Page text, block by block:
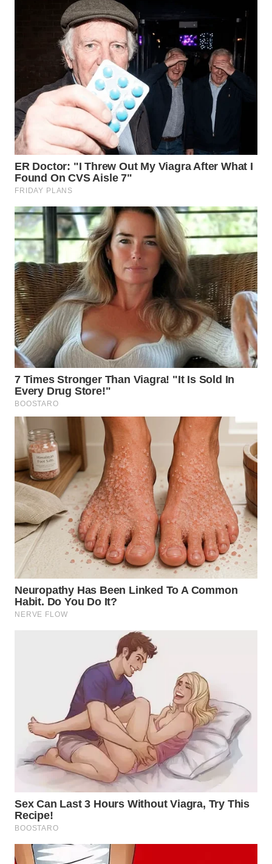
KALSEL
KALTIM
WN
SULSEL
GORONTALO
WN
SULUT
WN
MALUKU
WN
MALUT
WN
DAIRI
WN
DANAU
TOBA
WN
NIAS
WN
LANGKAT
TAPANULI
SELATAN
WN
SIMALUNGUN
LABUHANBATU
WN
TENGAH